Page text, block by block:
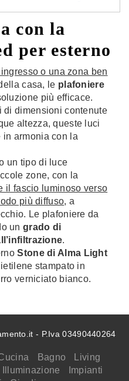
con la
per esterno
o una zona ben
casa, le plafoniere
più efficace.
di dimensioni contenute
altezza, queste luci
in armonia con la
un tipo di luce
zone, con la
il fascio luminoso verso
più diffuso, a
Le plafoniere da
ungrado di
.
Stone di Alma Light
stampato in
verniciato bianco.
- P.Iva 03490440264
Bagno
Living
Illuminazione
Impianti